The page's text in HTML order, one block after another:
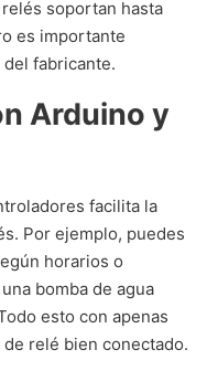
soportan hasta
es importante
fabricante.
Arduino y
facilita la
Por ejemplo, puedes
horarios o
bomba de agua
esto con apenas
relé bien conectado.